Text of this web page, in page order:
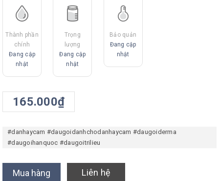
Thành phần
chính
Đang cập
nhật
Trọng
lượng
Đang cập
nhật
Bảo quản
Đang cập
nhật
165.000₫
#danhaycam #daugoidanhchodanhaycam #daugoiderma
#daugoihanquoc #daugoitrilieu
Mua hàng Liên hệ